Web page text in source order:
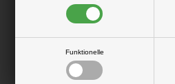
Funktionelle
Tilbehør til Happy Planner systemet
LÆS OG BLIV INSPIRERET